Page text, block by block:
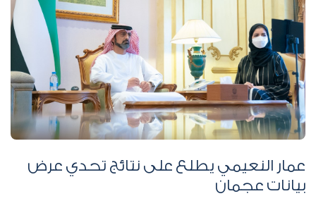
عمار النعيمي يطلع على نتائج تحدي عرض
بيانات عجمان